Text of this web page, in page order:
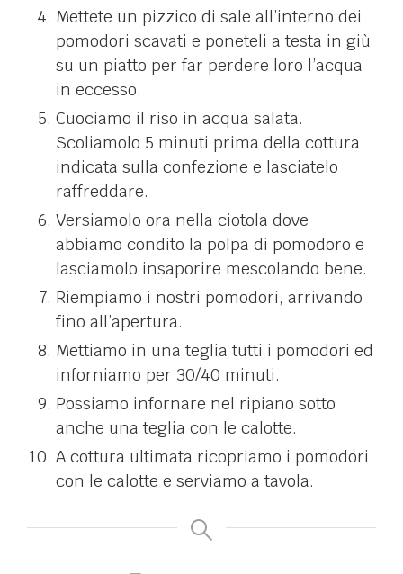
Mettete un pizzico di sale all’interno dei
pomodori scavati e poneteli a testa in giù
su un piatto per far perdere loro l’acqua
in eccesso.
Cuociamo il riso in acqua salata.
Scoliamolo 5 minuti prima della cottura
indicata sulla confezione e lasciatelo
raffreddare.
Versiamolo ora nella ciotola dove
abbiamo condito la polpa di pomodoro e
lasciamolo insaporire mescolando bene.
Riempiamo i nostri pomodori, arrivando
fino all’apertura.
Mettiamo in una teglia tutti i pomodori ed
inforniamo per 30/40 minuti.
Possiamo infornare nel ripiano sotto
anche una teglia con le calotte.
A cottura ultimata ricopriamo i pomodori
con le calotte e serviamo a tavola.